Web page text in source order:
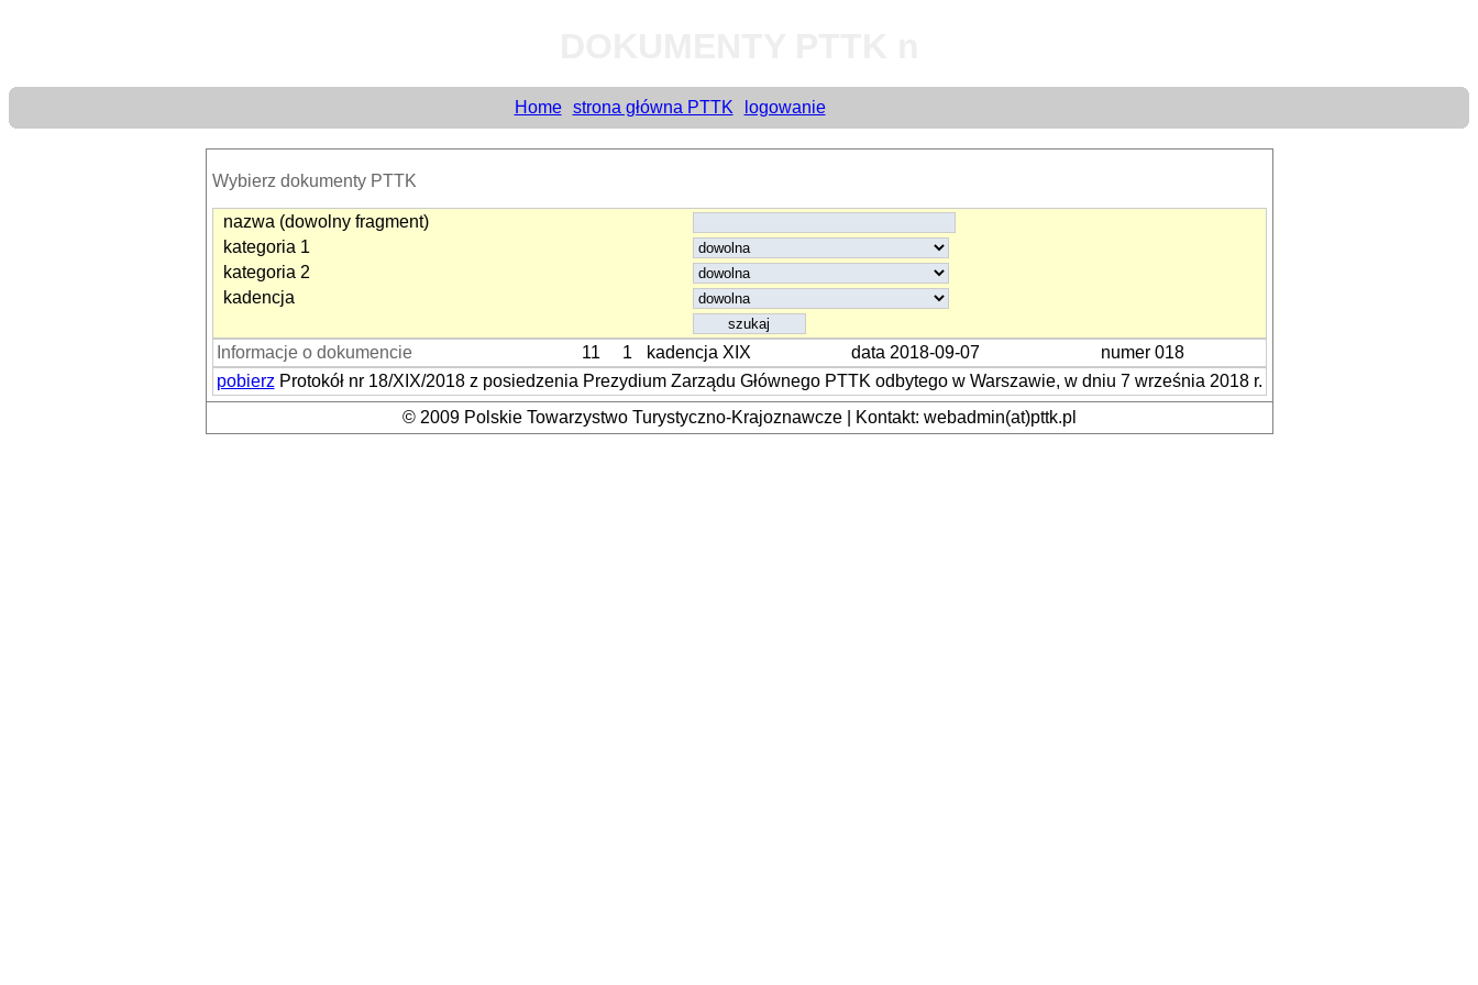
Home strona główna PTTK logowanie
Wybierz dokumenty PTTK
nazwa (dowolny fragment)
kategoria 1
kategoria 2
kadencja
Informacje o dokumencie 11 1 kadencja XIX data 2018-09-07
numer 018
pobierz Protokół nr 18/XIX/2018 z posiedzenia Prezydium Zarządu Głównego PTTK odbytego w Warszawie, w dniu 7 września 2018 r.
© 2009 Polskie Towarzystwo Turystyczno-Krajoznawcze | Kontakt: webadmin(at)pttk.pl